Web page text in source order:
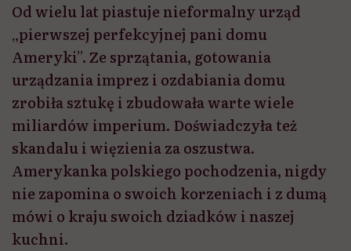
Od wielu lat piastuje nieformalny urząd
„pierwszej perfekcyjnej pani domu
Ameryki”. Ze sprzątania, gotowania
urządzania imprez i ozdabiania domu
zrobiła sztukę i zbudowała warte wiele
miliardów imperium. Doświadczyła też
skandalu i więzienia za oszustwa.
Amerykanka polskiego pochodzenia, nigdy
nie zapomina o swoich korzeniach i z dumą
mówi o kraju swoich dziadków i naszej
kuchni.